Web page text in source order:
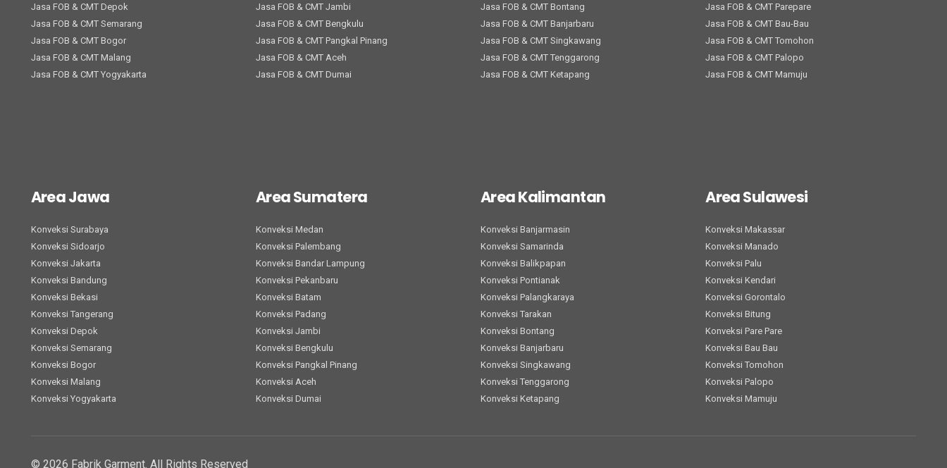
Jasa FOB & CMT Depok
Jasa FOB & CMT Semarang
Jasa FOB & CMT Bogor
Jasa FOB & CMT Malang
Jasa FOB & CMT Yogyakarta
Jasa FOB & CMT Jambi
Jasa FOB & CMT Bengkulu
Jasa FOB & CMT Pangkal Pinang
Jasa FOB & CMT Aceh
Jasa FOB & CMT Dumai
Jasa FOB & CMT Bontang
Jasa FOB & CMT Banjarbaru
Jasa FOB & CMT Singkawang
Jasa FOB & CMT Tenggarong
Jasa FOB & CMT Ketapang
Jasa FOB & CMT Parepare
Jasa FOB & CMT Bau-Bau
Jasa FOB & CMT Tomohon
Jasa FOB & CMT Palopo
Jasa FOB & CMT Mamuju
Area Jawa
Konveksi Surabaya
Konveksi Sidoarjo
Konveksi Jakarta
Konveksi Bandung
Konveksi Bekasi
Konveksi Tangerang
Konveksi Depok
Konveksi Semarang
Konveksi Bogor
Konveksi Malang
Konveksi Yogyakarta
Area Sumatera
Konveksi Medan
Konveksi Palembang
Konveksi Bandar Lampung
Konveksi Pekanbaru
Konveksi Batam
Konveksi Padang
Konveksi Jambi
Konveksi Bengkulu
Konveksi Pangkal Pinang
Konveksi Aceh
Konveksi Dumai
Area Kalimantan
Konveksi Banjarmasin
Konveksi Samarinda
Konveksi Balikpapan
Konveksi Pontianak
Konveksi Palangkaraya
Konveksi Tarakan
Konveksi Bontang
Konveksi Banjarbaru
Konveksi Singkawang
Konveksi Tenggarong
Konveksi Ketapang
Area Sulawesi
Konveksi Makassar
Konveksi Manado
Konveksi Palu
Konveksi Kendari
Konveksi Gorontalo
Konveksi Bitung
Konveksi Pare Pare
Konveksi Bau Bau
Konveksi Tomohon
Konveksi Palopo
Konveksi Mamuju
© 2026 Fabrik Garment. All Rights Reserved